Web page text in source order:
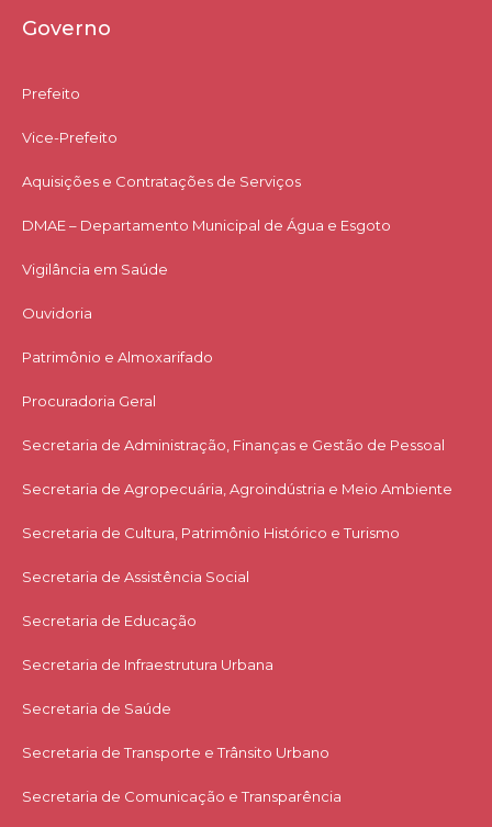
Governo
Prefeito
Vice-Prefeito
Aquisições e Contratações de Serviços​
DMAE – Departamento Municipal de Água e Esgoto
Vigilância em Saúde
Ouvidoria
Patrimônio e Almoxarifado
Procuradoria Geral
Secretaria de Administração, Finanças e Gestão de Pessoal
Secretaria de Agropecuária, Agroindústria e Meio Ambiente
Secretaria de Cultura, Patrimônio Histórico e Turismo
Secretaria de Assistência Social
Secretaria de Educação
Secretaria de Infraestrutura Urbana
Secretaria de Saúde
Secretaria de Transporte e Trânsito Urbano
Secretaria de Comunicação e Transparência